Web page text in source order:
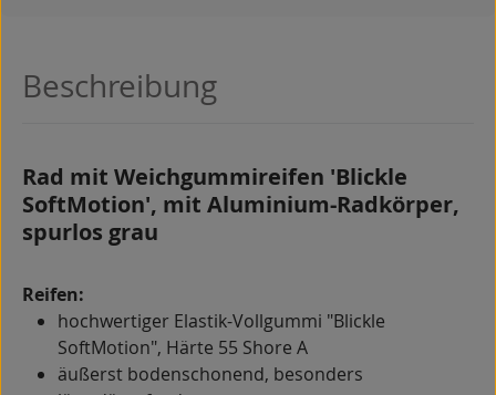
Beschreibung
Rad mit Weichgummireifen 'Blickle
SoftMotion', mit Aluminium-Radkörper,
spurlos grau
Reifen:
hochwertiger Elastik-Vollgummi "Blickle
SoftMotion", Härte 55 Shore A
äußerst bodenschonend, besonders